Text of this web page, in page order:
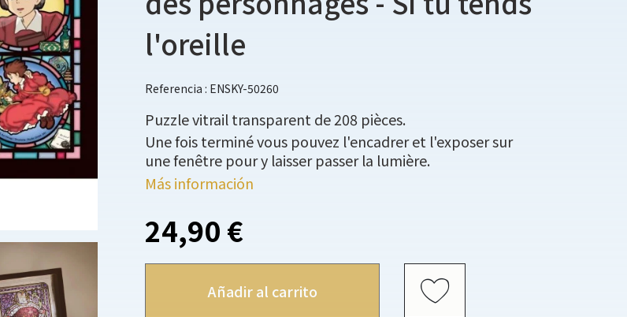
l'oreille
Referencia : ENSKY-50260
Puzzle vitrail transparent de 208 pièces.
Une fois terminé vous pouvez l'encadrer et l'exposer sur
une fenêtre pour y laisser passer la lumière.
Más información
24,90 €
Añadir al carrito